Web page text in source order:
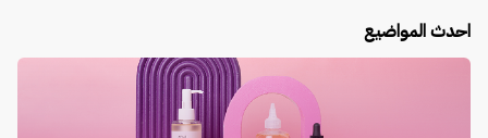
احدث المواضيع